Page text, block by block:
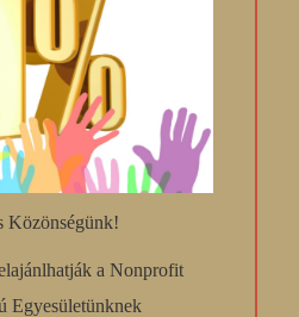
Közönségünk!
a Nonprofit
Egyesületünknek